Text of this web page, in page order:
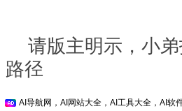
请版主明示，小弟
路径
AI导航网，AI网站大全，AI工具大全，AI软